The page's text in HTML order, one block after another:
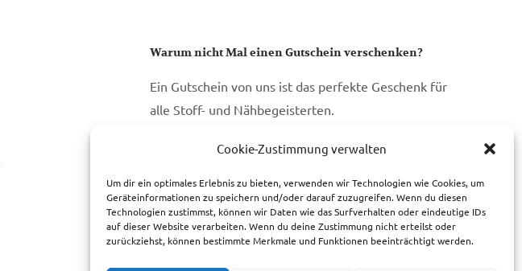
Cookie-Zustimmung verwalten
Um dir ein optimales Erlebnis zu bieten, verwenden wir Technologien wie Cookies, um
Geräteinformationen zu speichern und/oder darauf zuzugreifen. Wenn du diesen
Technologien zustimmst, können wir Daten wie das Surfverhalten oder eindeutige IDs
auf dieser Website verarbeiten. Wenn du deine Zustimmung nicht erteilst oder
zurückziehst, können bestimmte Merkmale und Funktionen beeinträchtigt werden.
Warum nicht Mal einen Gutschein verschenken?
Ein Gutschein von uns ist das perfekte Geschenk für
alle Stoff- und Nähbegeisterten.